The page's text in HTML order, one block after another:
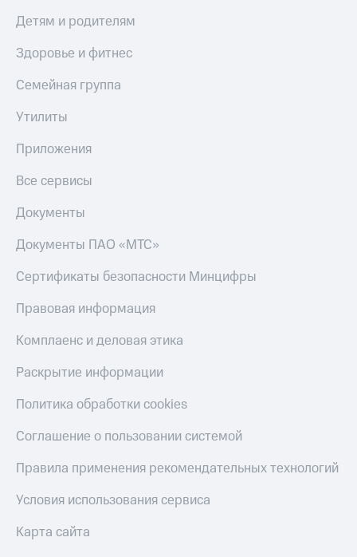
Детям и родителям
Здоровье и фитнес
Семейная группа
Утилиты
Приложения
Все сервисы
Документы
Документы ПАО «МТС»
Сертификаты безопасности Минцифры
Правовая информация
Комплаенс и деловая этика
Раскрытие информации
Политика обработки cookies
Соглашение о пользовании системой
Правила применения рекомендательных технологий
Условия использования сервиса
Карта сайта